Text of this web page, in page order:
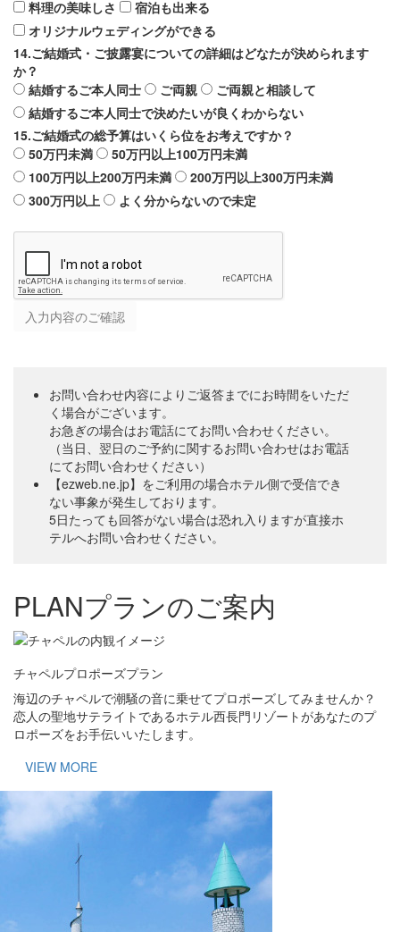
料理の美味しさ
宿泊も出来る
オリジナルウェディングができる
14.ご結婚式・ご披露宴についての詳細はどなたが決められます
か？
結婚するご本人同士
ご両親
ご両親と相談して
結婚するご本人同士で決めたいが良くわからない
15.ご結婚式の総予算はいくら位をお考えですか？
50万円未満
50万円以上100万円未満
100万円以上200万円未満
200万円以上300万円未満
300万円以上
よく分からないので未定
入力内容のご確認
お問い合わせ内容によりご返答までにお時間をいただ
く場合がございます。
お急ぎの場合はお電話にてお問い合わせください。
（当日、翌日のご予約に関するお問い合わせはお電話
にてお問い合わせください）
【ezweb.ne.jp】をご利用の場合ホテル側で受信でき
ない事象が発生しております。
5日たっても回答がない場合は恐れ入りますが直接ホ
テルへお問い合わせください。
PLANプランのご案内
チャペルプロポーズプラン
海辺のチャペルで潮騒の音に乗せてプロポーズしてみませんか？
恋人の聖地サテライトであるホテル西長門リゾートがあなたのプ
ロポーズをお手伝いいたします。
VIEW MORE